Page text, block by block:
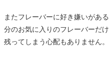
またフレーバーに好き嫌いがあ
分のお気に入りのフレーバーだ
残ってしまう心配もありません。